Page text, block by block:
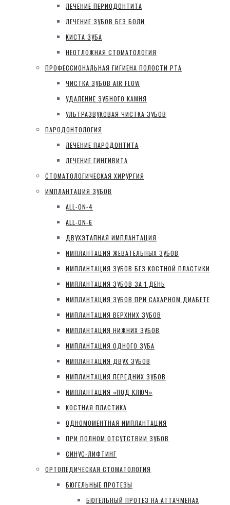
ЛЕЧЕНИЕ ПЕРИОДОНТИТА
ЛЕЧЕНИЕ ЗУБОВ БЕЗ БОЛИ
КИСТА ЗУБА
НЕОТЛОЖНАЯ СТОМАТОЛОГИЯ
ПРОФЕССИОНАЛЬНАЯ ГИГИЕНА ПОЛОСТИ РТА
ЧИСТКА ЗУБОВ AIR FLOW
УДАЛЕНИЕ ЗУБНОГО КАМНЯ
УЛЬТРАЗВУКОВАЯ ЧИСТКА ЗУБОВ
ПАРОДОНТОЛОГИЯ
ЛЕЧЕНИЕ ПАРОДОНТИТА
ЛЕЧЕНИЕ ГИНГИВИТА
СТОМАТОЛОГИЧЕСКАЯ ХИРУРГИЯ
ИМПЛАНТАЦИЯ ЗУБОВ
ALL-ON-4
ALL-ON-6
ДВУХЭТАПНАЯ ИМПЛАНТАЦИЯ
ИМПЛАНТАЦИЯ ЖЕВАТЕЛЬНЫХ ЗУБОВ
ИМПЛАНТАЦИЯ ЗУБОВ БЕЗ КОСТНОЙ ПЛАСТИКИ
ИМПЛАНТАЦИЯ ЗУБОВ ЗА 1 ДЕНЬ
ИМПЛАНТАЦИЯ ЗУБОВ ПРИ САХАРНОМ ДИАБЕТЕ
ИМПЛАНТАЦИЯ ВЕРХНИХ ЗУБОВ
ИМПЛАНТАЦИЯ НИЖНИХ ЗУБОВ
ИМПЛАНТАЦИЯ ОДНОГО ЗУБА
ИМПЛАНТАЦИЯ ДВУХ ЗУБОВ
ИМПЛАНТАЦИЯ ПЕРЕДНИХ ЗУБОВ
ИМПЛАНТАЦИЯ «ПОД КЛЮЧ»
КОСТНАЯ ПЛАСТИКА
ОДНОМОМЕНТНАЯ ИМПЛАНТАЦИЯ
ПРИ ПОЛНОМ ОТСУТСТВИИ ЗУБОВ
СИНУС-ЛИФТИНГ
ОРТОПЕДИЧЕСКАЯ СТОМАТОЛОГИЯ
БЮГЕЛЬНЫЕ ПРОТЕЗЫ
БЮГЕЛЬНЫЙ ПРОТЕЗ НА АТТАЧМЕНАХ